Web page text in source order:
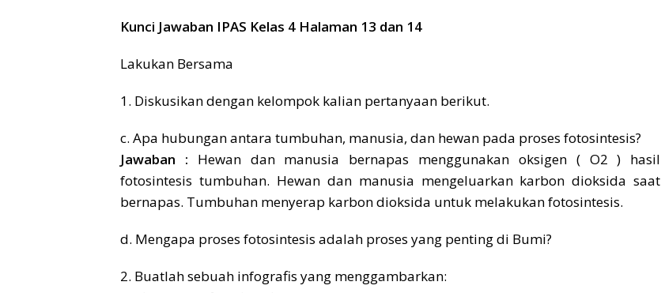
Kunci Jawaban IPAS Kelas 4 Halaman 13 dan 14
Lakukan Bersama
1. Diskusikan dengan kelompok kalian pertanyaan berikut.
c. Apa hubungan antara tumbuhan, manusia, dan hewan pada proses fotosintesis?
Jawaban : Hewan dan manusia bernapas menggunakan oksigen ( O2 ) hasil
fotosintesis tumbuhan. Hewan dan manusia mengeluarkan karbon dioksida saat
bernapas. Tumbuhan menyerap karbon dioksida untuk melakukan fotosintesis.
d. Mengapa proses fotosintesis adalah proses yang penting di Bumi?
2. Buatlah sebuah infografis yang menggambarkan: